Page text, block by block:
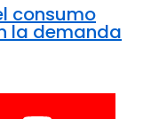
consumo
la demanda